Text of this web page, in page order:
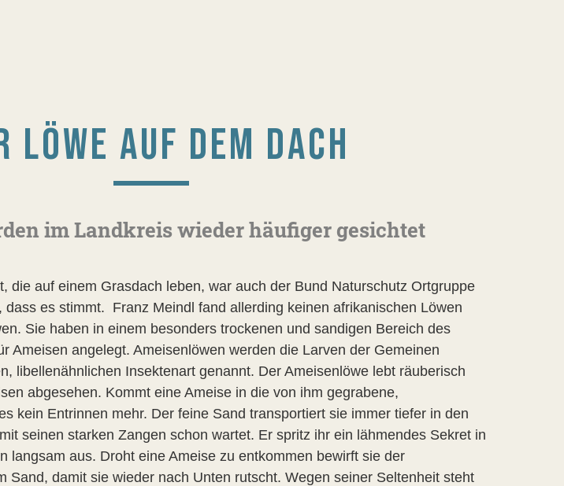
LÖWE AUF DEM DACH
im Landkreis wieder häufiger gesichtet
die auf einem Grasdach leben, war auch der Bund Naturschutz Ortgruppe
dass es stimmt. Franz Meindl fand allerding keinen afrikanischen Löwen
Sie haben in einem besonders trockenen und sandigen Bereich des
Ameisen angelegt. Ameisenlöwen werden die Larven der Gemeinen
libellenähnlichen Insektenart genannt. Der Ameisenlöwe lebt räuberisch
abgesehen. Kommt eine Ameise in die von ihm gegrabene,
kein Entrinnen mehr. Der feine Sand transportiert sie immer tiefer in den
seinen starken Zangen schon wartet. Er spritz ihr ein lähmendes Sekret in
langsam aus. Droht eine Ameise zu entkommen bewirft sie der
Sand, damit sie wieder nach Unten rutscht. Wegen seiner Seltenheit steht